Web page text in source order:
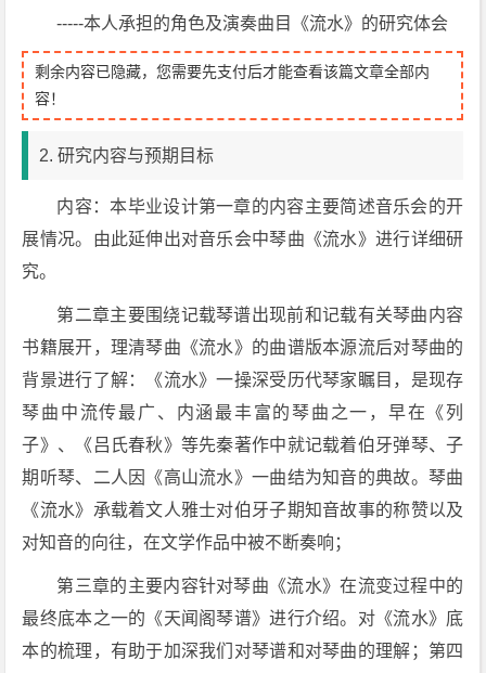
-----本人承担的角色及演奏曲目《流水》的研究体会
剩余内容已隐藏，您需要先支付后才能查看该篇文章全部内
容！
2. 研究内容与预期目标
内容：本毕业设计第一章的内容主要简述音乐会的开
展情况。由此延伸出对音乐会中琴曲《流水》进行详细研
究。
第二章主要围绕记载琴谱出现前和记载有关琴曲内容
书籍展开，理清琴曲《流水》的曲谱版本源流后对琴曲的
背景进行了解：《流水》一操深受历代琴家瞩目，是现存
琴曲中流传最广、内涵最丰富的琴曲之一，早在《列
子》、《吕氏春秋》等先秦著作中就记载着伯牙弹琴、子
期听琴、二人因《高山流水》一曲结为知音的典故。琴曲
《流水》承载着文人雅士对伯牙子期知音故事的称赞以及
对知音的向往，在文学作品中被不断奏响；
第三章的主要内容针对琴曲《流水》在流变过程中的
最终底本之一的《天闻阁琴谱》进行介绍。对《流水》底
本的梳理，有助于加深我们对琴谱和对琴曲的理解；第四